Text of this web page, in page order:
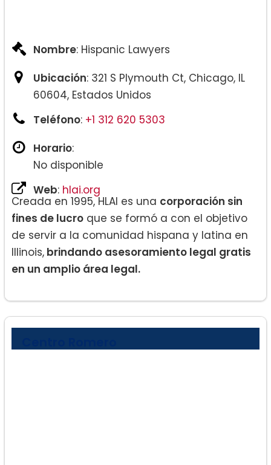
Nombre: Hispanic Lawyers
Ubicación: 321 S Plymouth Ct, Chicago, IL
60604, Estados Unidos
Teléfono: +1 312 620 5303
Horario:
No disponible
Web: hlai.org
Creada en 1995, HLAI es una corporación sin
fines de lucro que se formó a con el objetivo
de servir a la comunidad hispana y latina en
Illinois, brindando asesoramiento legal gratis
en un amplio área legal.